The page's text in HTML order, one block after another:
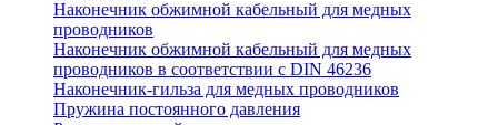
Наконечник обжимной кабельный для медных
проводников
Наконечник обжимной кабельный для медных
проводников в соответствии с DIN 46236
Наконечник-гильза для медных проводников
Пружина постоянного давления